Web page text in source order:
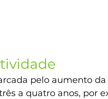
pelo aumento
a quatro anos, por